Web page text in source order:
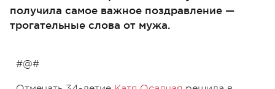
получила самое важное поздравление —
трогательные слова от мужа.
#@#